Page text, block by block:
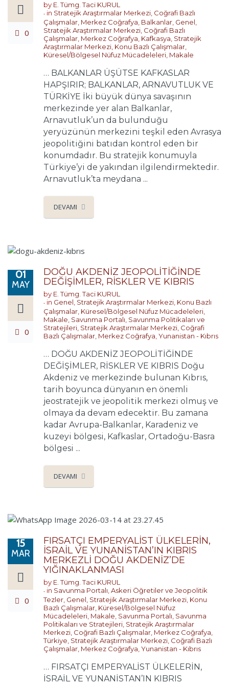
0
by E. Tümg. Taci KURUL
in Stratejik Araştırmalar Merkezi, Coğrafi Bazlı
Çalışmalar, Merkez Coğrafya, Balkanlar, Genel,
Stratejik Araştırmalar Merkezi, Coğrafi Bazlı
Çalışmalar, Merkez Coğrafya, Kafkasya, Stratejik
Araştırmalar Merkezi, Konu Bazlı Çalışmalar,
Küresel/Bölgesel Nüfuz Mücadeleleri, Makale
… BALKANLAR ÜŞÜTSE KAFKASLAR
HAPŞIRIR; BALKANLAR, ARNAVUTLUK VE
TÜRKİYE İki büyük dünya savaşının
merkezinde yer alan Balkanlar,
Arnavutluk’un da bulunduğu
yeryüzünün merkezini teşkil eden Avrasya
jeopolitiğini batıdan kontrol eden bir
konumdadır. Bu stratejik konumuyla
Türkiye’yi de yakından ilgilendirmektedir.
Arnavutluk’ta meydana ...
DEVAMI
01
MAY
0
DOĞU AKDENİZ JEOPOLİTİĞİNDE
DEĞİŞİMLER, RİSKLER VE KIBRIS
by E. Tümg. Taci KURUL
in Genel Stratejik Araştırmalar Merkezi Konu Bazlı
Çalışmalar Küresel/Bölgesel Nüfuz Mücadeleleri
Makale Savunma Portalı Savunma Politikaları ve
Stratejileri Stratejik Araştırmalar Merkezi Coğrafi
Bazlı Çalışmalar Merkez Coğrafya Yunanistan - Kıbrıs
… DOĞU AKDENİZ JEOPOLİTİĞİNDE
DEĞİŞİMLER, RİSKLER VE KIBRIS Doğu
Akdeniz ve merkezinde bulunan Kıbrıs,
tarih boyunca dünyanın en önemli
jeostratejik ve jeopolitik merkezi olmuş ve
olmaya da devam edecektir. Bu zamana
kadar Avrupa-Balkanlar, Karadeniz ve
kuzeyi bölgesi, Kafkaslar, Ortadoğu-Basra
bölgesi ...
DEVAMI
15
MAR
0
FIRSATÇI EMPERYALİST ÜLKELERİN,
İSRAİL VE YUNANİSTAN’IN KIBRIS
MERKEZLİ DOĞU AKDENİZ’DE
YIĞINAKLANMASI
by E. Tümg. Taci KURUL
in Savunma Portalı,Askeri Öğretiler ve Jeopolitik
Tezler, Genel, Stratejik Araştırmalar Merkezi, Konu
Bazlı Çalışmalar, Küresel/Bölgesel Nüfuz
Mücadeleleri, Makale, Savunma Portalı, Savunma
Politikaları ve Stratejileri, Stratejik Araştırmalar
Merkezi, Coğrafi Bazlı Çalışmalar, Merkez Coğrafya,
Türkiye, Stratejik Araştırmalar Merkezi, Coğrafi Bazlı
Çalışmalar, Merkez Coğrafya,Yunanistan - Kıbrıs
… FIRSATÇI EMPERYALİST ÜLKELERİN,
İSRAİL VE YUNANİSTAN’IN KIBRIS